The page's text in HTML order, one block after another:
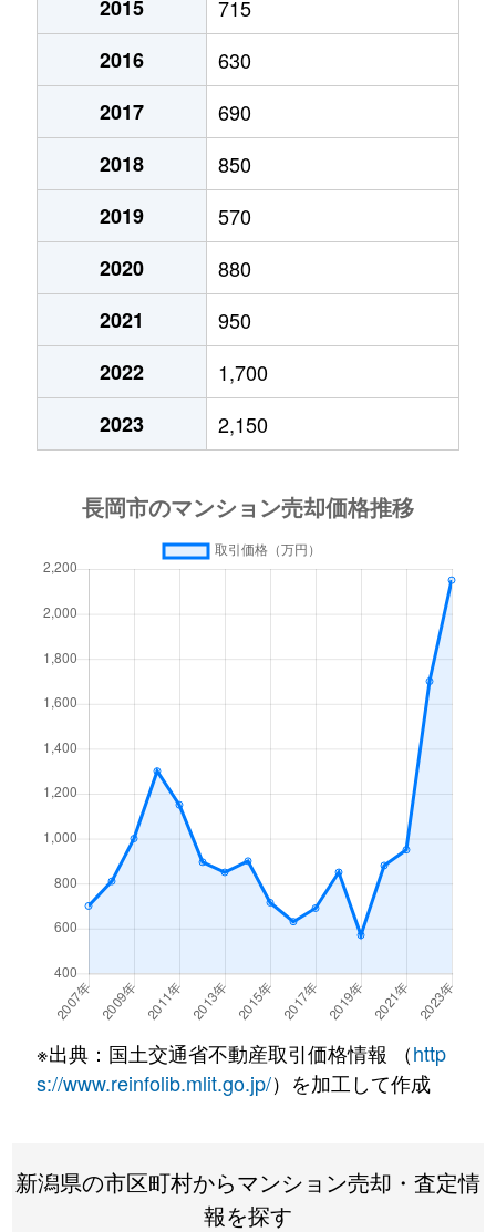
坂之上町 1,500万円
坂之上町
31,000万円
50万円
寺泊大和田
500万円
40万円
970万円
西千手
2,300万円
50万円
東坂之上町
2,200万円
長岡
150万円 長岡
徒歩11分
宮内
徒歩13分
宮内
徒歩16分
宮内
徒歩13分
宮内
680万円 徒歩14分
2015
715
2016
630
2017
690
2018
850
2019
570
2020
880
2021
950
2022
1,700
2023
2,150
※出典：国土交通省不動産取引価格情報 （http
s://www.reinfolib.mlit.go.jp/）を加工して作成
新潟県の市区町村からマンション売却・査定情
報を探す